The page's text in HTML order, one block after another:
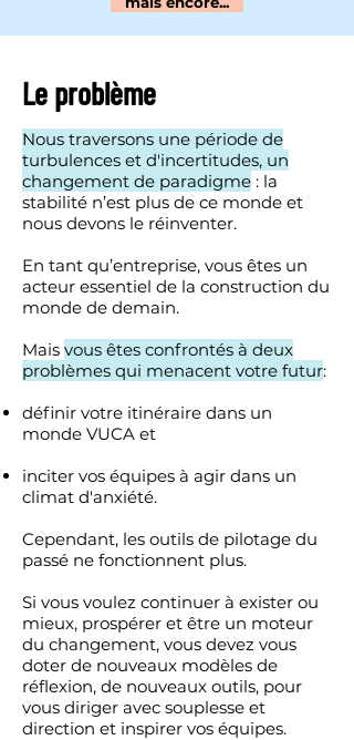
Le problème
Nous traversons une période de
turbulences et d'incertitudes, un
changement de paradigme : la
stabilité n’est plus de ce monde et
nous devons le réinventer.
En tant qu’entreprise, vous êtes un
acteur essentiel de la construction du
monde de demain.
Mais vous êtes confrontés à deux
problèmes qui menacent votre futur:
définir votre itinéraire dans un
monde VUCA et
inciter vos équipes à agir dans un
climat d'anxiété.
Cependant, les outils de pilotage du
passé ne fonctionnent plus.
Si vous voulez continuer à exister ou
mieux, prospérer et être un moteur
du changement, vous devez vous
doter de nouveaux modèles de
réflexion, de nouveaux outils, pour
vous diriger avec souplesse et
direction et inspirer vos équipes.